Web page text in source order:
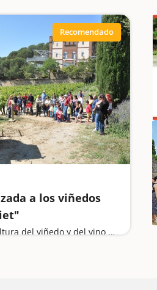
Recomendado
a los viñedos
Descubrimos la cultura del viñedo y del vino de la mano de un personaje muy divertido